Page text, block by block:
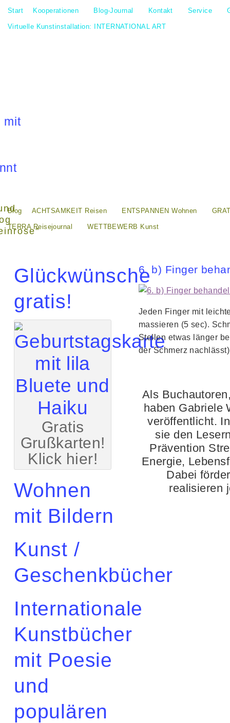
Start Kooperationen Blog-Journal Kontakt Service
Virtuelle Kunstinstallation: INTERNATIONAL ART
mit
Blog ACHTSAMKEIT Reisen ENTSPANNEN Wohnen
TERRA Reisejournal WETTBEWERB Kunst
Glückwünsche
gratis!
Gratis
Grußkarten!
Klick hier!
Wohnen
mit Bildern
Kunst /
Geschenkbücher
Internationale
Kunstbücher
mit Poesie
und
populären
6. b) Finger
Jeden Finger mit
massieren (5 sec).
Stellen etwas länger
der Schmerz
Als
haben Gabriele
veröffentlicht.
sie den
Prävention
Energie,
Dabei
realisieren